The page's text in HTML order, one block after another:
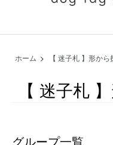
ホーム > 【 迷子札 】形から
【 迷子札
グループ一覧